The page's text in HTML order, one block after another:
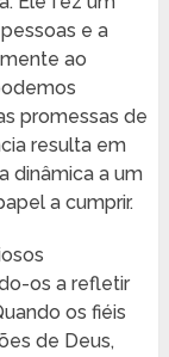
e a
ao
promessas de
resulta em
dinâmica a um
a cumprir.
os a refletir
os fiéis
de Deus,